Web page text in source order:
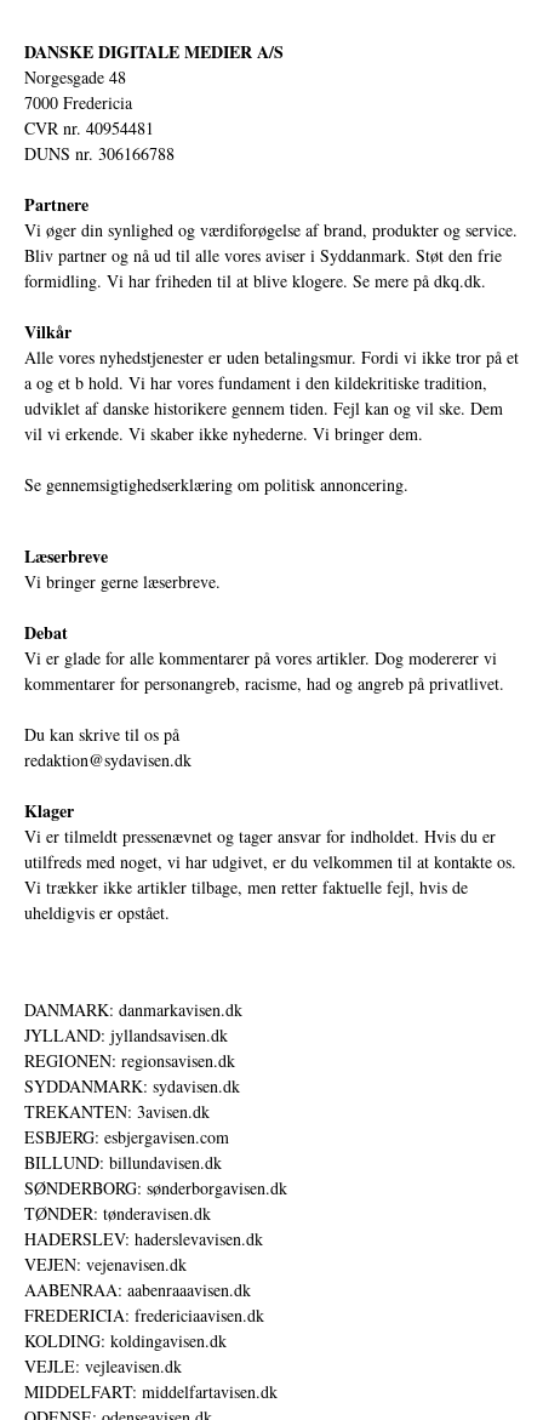
DANSKE DIGITALE MEDIER A/S
Norgesgade 48
7000 Fredericia
CVR nr. 40954481
DUNS nr. 306166788
Partnere
Vi øger din synlighed og værdiforøgelse af brand, produkter og service.
Bliv partner og nå ud til alle vores aviser i Syddanmark. Støt den frie
formidling. Vi har friheden til at blive klogere. Se mere på dkq.dk.
Vilkår
Alle vores nyhedstjenester er uden betalingsmur. Fordi vi ikke tror på et
a og et b hold. Vi har vores fundament i den kildekritiske tradition,
udviklet af danske historikere gennem tiden. Fejl kan og vil ske. Dem
vil vi erkende. Vi skaber ikke nyhederne. Vi bringer dem.
Se gennemsigtighedserklæring om politisk annoncering.
Læserbreve
Vi bringer gerne læserbreve.
Debat
Vi er glade for alle kommentarer på vores artikler. Dog modererer vi
kommentarer for personangreb, racisme, had og angreb på privatlivet.
Du kan skrive til os på
redaktion@sydavisen.dk
Klager
Vi er tilmeldt pressenævnet og tager ansvar for indholdet. Hvis du er
utilfreds med noget, vi har udgivet, er du velkommen til at kontakte os.
Vi trækker ikke artikler tilbage, men retter faktuelle fejl, hvis de
uheldigvis er opstået.
DANMARK: danmarkavisen.dk
JYLLAND: jyllandsavisen.dk
REGIONEN: regionsavisen.dk
SYDDANMARK: sydavisen.dk
TREKANTEN: 3avisen.dk
ESBJERG: esbjergavisen.com
BILLUND: billundavisen.dk
SØNDERBORG: sønderborgavisen.dk
TØNDER: tønderavisen.dk
HADERSLEV: haderslevavisen.dk
VEJEN: vejenavisen.dk
AABENRAA: aabenraaavisen.dk
FREDERICIA: fredericiaavisen.dk
KOLDING: koldingavisen.dk
VEJLE: vejleavisen.dk
MIDDELFART: middelfartavisen.dk